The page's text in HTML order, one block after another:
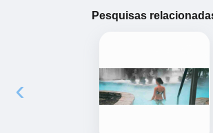
Pesquisas
‹